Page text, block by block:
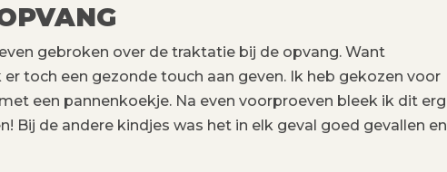
gebroken over de traktatie bij de opvang. Want
toch een gezonde touch aan geven. Ik heb gekozen voor
een pannenkoekje. Na even voorproeven bleek ik dit erg
Bij de andere kindjes was het in elk geval goed gevallen en